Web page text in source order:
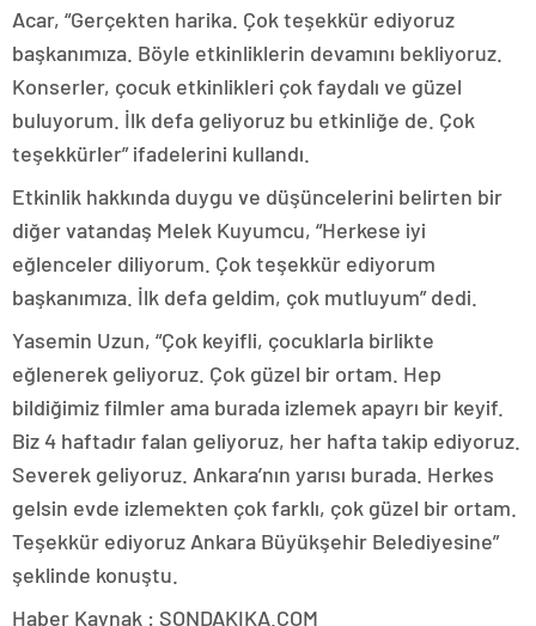
Acar, “Gerçekten harika. Çok teşekkür ediyoruz
başkanımıza. Böyle etkinliklerin devamını bekliyoruz.
Konserler, çocuk etkinlikleri çok faydalı ve güzel
buluyorum. İlk defa geliyoruz bu etkinliğe de. Çok
teşekkürler” ifadelerini kullandı.
Etkinlik hakkında duygu ve düşüncelerini belirten bir
diğer vatandaş Melek Kuyumcu, “Herkese iyi
eğlenceler diliyorum. Çok teşekkür ediyorum
başkanımıza. İlk defa geldim, çok mutluyum” dedi.
Yasemin Uzun, “Çok keyifli, çocuklarla birlikte
eğlenerek geliyoruz. Çok güzel bir ortam. Hep
bildiğimiz filmler ama burada izlemek apayrı bir keyif.
Biz 4 haftadır falan geliyoruz, her hafta takip ediyoruz.
Severek geliyoruz. Ankara’nın yarısı burada. Herkes
gelsin evde izlemekten çok farklı, çok güzel bir ortam.
Teşekkür ediyoruz Ankara Büyükşehir Belediyesine”
şeklinde konuştu.
Haber Kaynak : SONDAKIKA.COM